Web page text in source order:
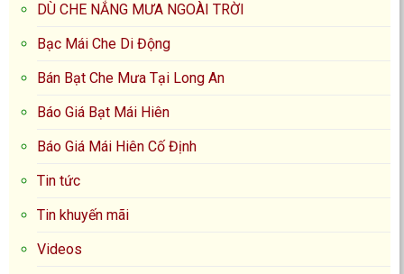
DÙ CHE NẮNG MƯA NGOÀI TRỜI
Bạc Mái Che Di Động
Bán Bạt Che Mưa Tại Long An
Báo Giá Bạt Mái Hiên
Báo Giá Mái Hiên Cố Định
Tin tức
Tin khuyến mãi
Videos